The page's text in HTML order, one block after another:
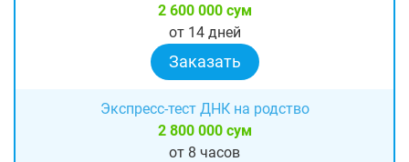
2 600 000 сум
от 14 дней
Заказать
Экспресс-тест ДНК на родство
2 800 000 сум
от 8 часов